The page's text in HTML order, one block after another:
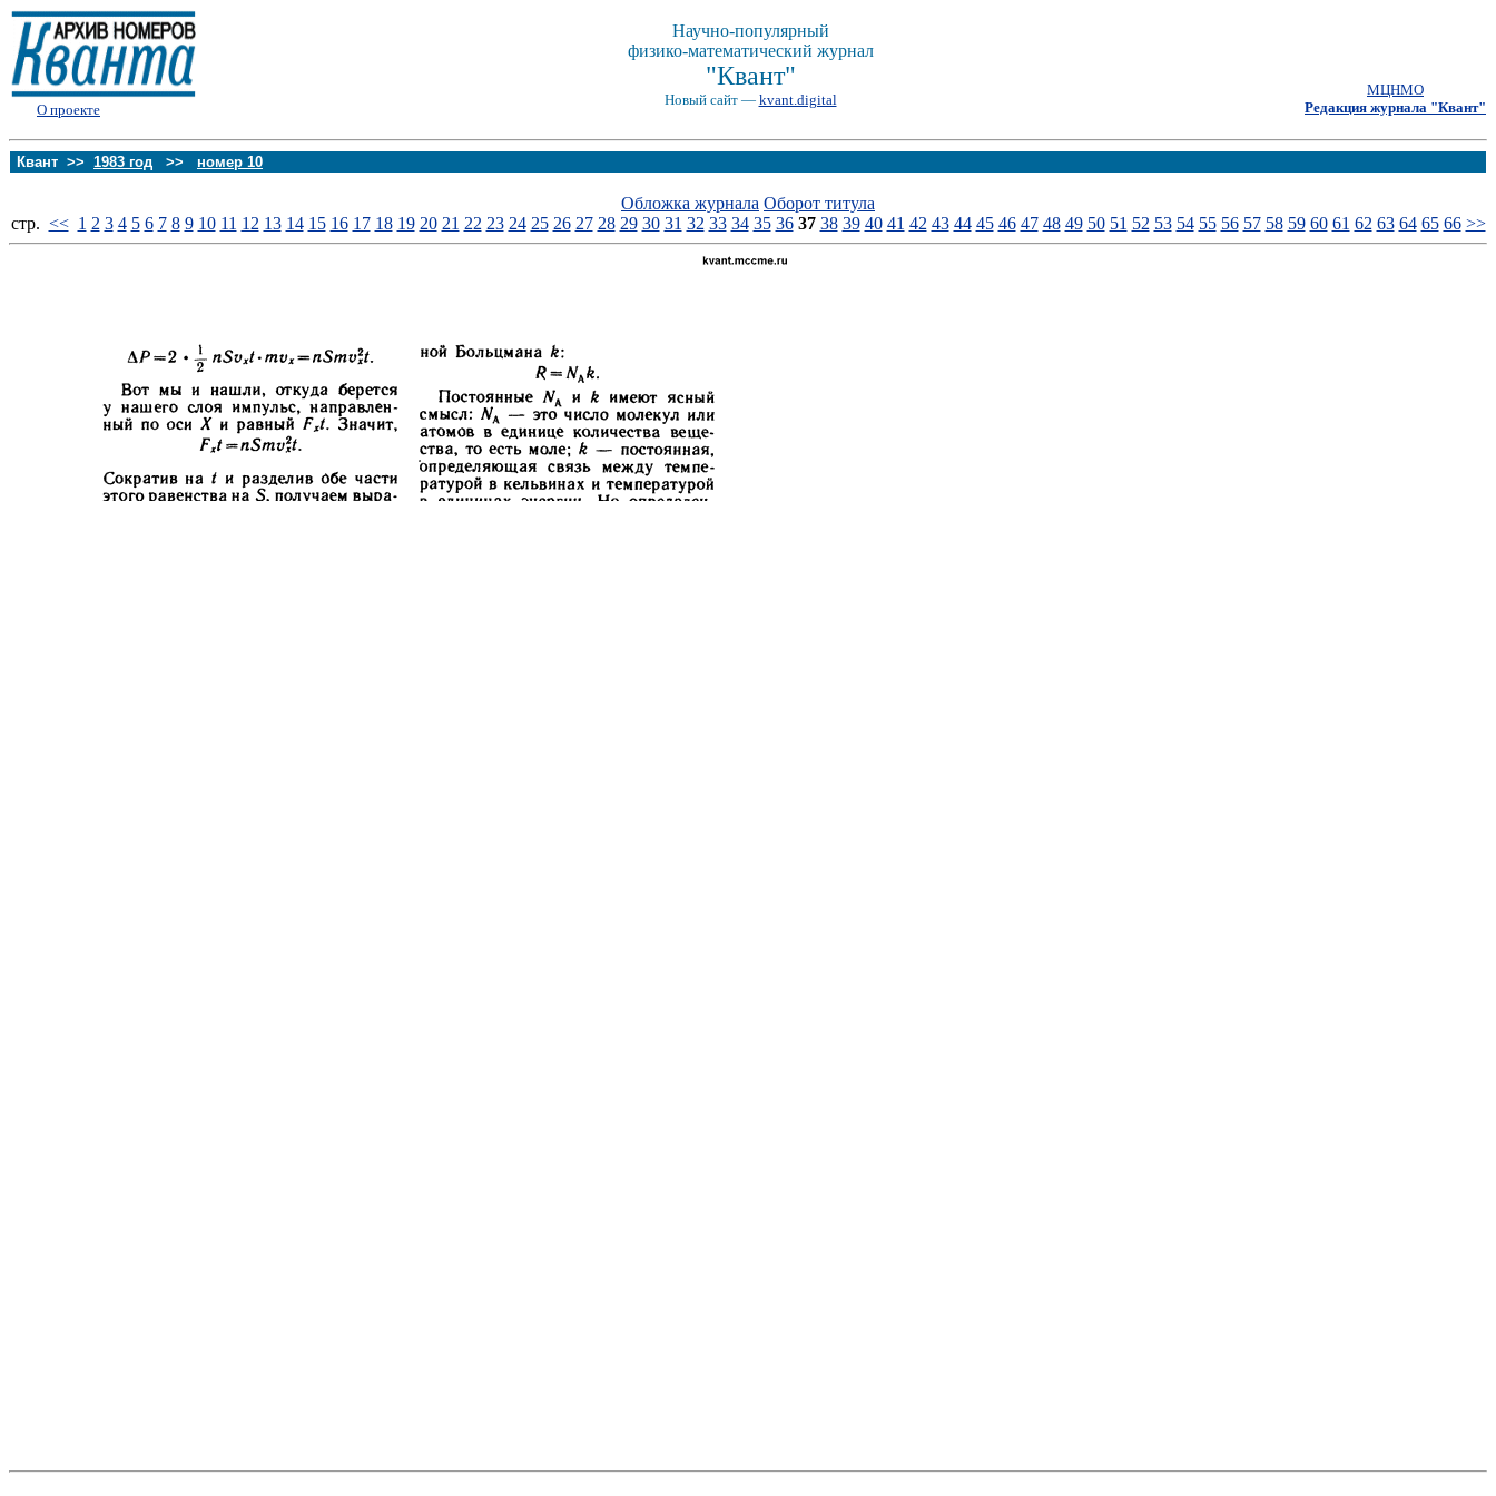
О проекте
Научно-популярный
физико-математический журнал
"Квант"
Новый сайт — kvant.digital
МЦНМО
Редакция журнала "Квант"
Квант >> 1983 год >> номер 10
Обложка журнала Оборот титула
стp. << 1 2 3 4 5 6 7 8 9 10 11 12 13 14 15 16 17 18 19 20 21 22 23 24 25 26 27 28 29 30 31 32 33 34 35 36 37 38 39 40 41 42 43 44 45 46 47 48 49 50 51 52 53 54 55 56 57 58 59 60 61 62 63 64 65 66 >>